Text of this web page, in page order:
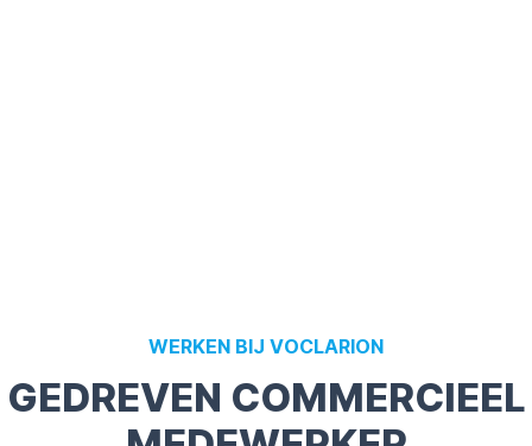
WERKEN BIJ VOCLARION
GEDREVEN COMMERCIEEL